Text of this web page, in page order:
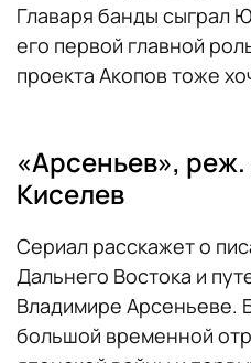
Главаря банды сыграл
его первой главной
проекта Акопов тоже
«Арсеньев»,
Киселев
Сериал расскажет о
Дальнего Востока и
Владимире Арсеньеве.
большой временной